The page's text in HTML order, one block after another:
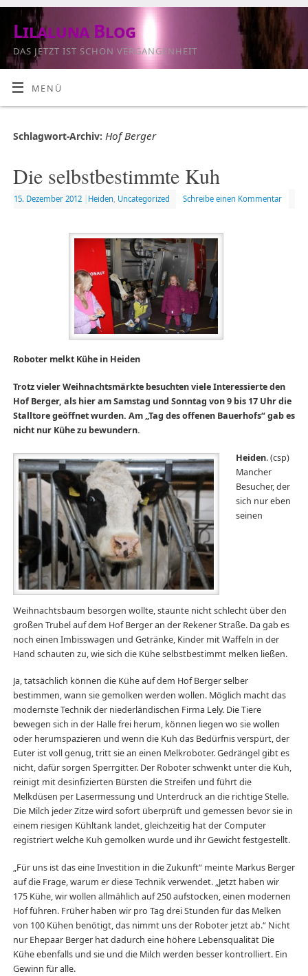
Lilaluna Blog
DAS JETZT IST SCHON VERGANGENHEIT
MENÜ
Schlagwort-Archiv: Hof Berger
Die selbstbestimmte Kuh
15. Dezember 2012 Heiden Uncategorized Schreibe einen Kommentar
Roboter melkt Kühe in Heiden
Trotz vieler Weihnachtsmärkte besuchten viele Interessierte den
Hof Berger, als hier am Samstag und Sonntag von 9 bis 17 Uhr die
Stalltore geöffnet wurden. Am „Tag des offenen Bauerhofs“ gab es
nicht nur Kühe zu bewundern.
Heiden. (csp)
Mancher
Besucher, der
sich nur eben
seinen
Weihnachtsbaum besorgen wollte, staunte nicht schlecht über den
großen Trubel auf dem Hof Berger an der Rekener Straße. Da gab es
noch einen Imbisswagen und Getränke, Kinder mit Waffeln in der
Hand schauten zu, wie sich die Kühe selbstbestimmt melken ließen.
Ja, tatsächlich können die Kühe auf dem Hof Berger selber
bestimmen, wann sie gemolken werden wollen. Möglich macht das
modernste Technik der niederländischen Firma Lely. Die Tiere
bewegen sich in der Halle frei herum, können liegen wo sie wollen
oder herumspazieren und wenn die Kuh das Bedürfnis verspürt, der
Euter ist voll genug, tritt sie an einen Melkroboter. Gedrängel gibt es
nicht, dafür sorgen Sperrgitter. Der Roboter schwenkt unter die Kuh,
reinigt mit desinfizierten Bürsten die Streifen und führt die
Melkdüsen per Lasermessung und Unterdruck an die richtige Stelle.
Die Milch jeder Zitze wird sofort überprüft und gemessen bevor sie in
einem riesigen Kühltank landet, gleichzeitig hat der Computer
registriert welche Kuh gemolken wurde und ihr Gewicht festgestellt.
„Für uns ist das eine Investition in die Zukunft“ meinte Markus Berger
auf die Frage, warum er diese Technik verwendet. „Jetzt haben wir
175 Kühe, wir wollen allmählich auf 250 aufstocken, einen modernen
Hof führen. Früher haben wir pro Tag drei Stunden für das Melken
von 100 Kühen benötigt, das nimmt uns der Roboter jetzt ab.“ Nicht
nur Ehepaar Berger hat dadurch eine höhere Lebensqualität Die
Kühe ebenfalls und sie und die Milch werden besser kontrolliert. Ein
Gewinn für alle.